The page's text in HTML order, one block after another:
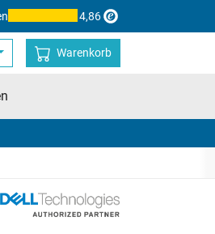
4,86
Warenkorb